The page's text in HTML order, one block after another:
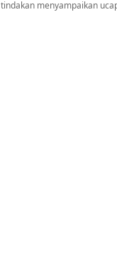
tindakan menyampaikan